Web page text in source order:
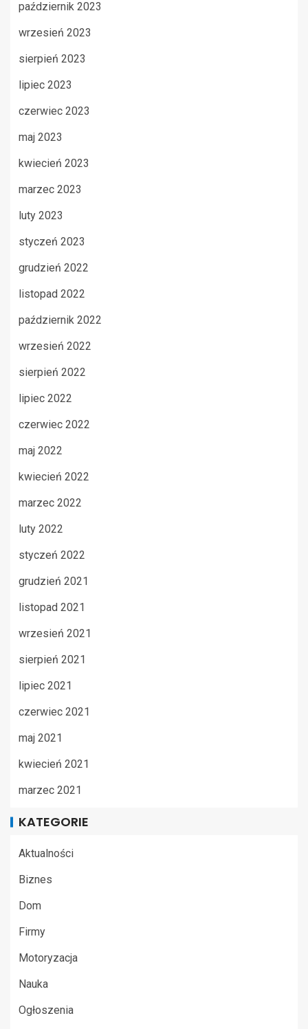
październik 2023
wrzesień 2023
sierpień 2023
lipiec 2023
czerwiec 2023
maj 2023
kwiecień 2023
marzec 2023
luty 2023
styczeń 2023
grudzień 2022
listopad 2022
październik 2022
wrzesień 2022
sierpień 2022
lipiec 2022
czerwiec 2022
maj 2022
kwiecień 2022
marzec 2022
luty 2022
styczeń 2022
grudzień 2021
listopad 2021
wrzesień 2021
sierpień 2021
lipiec 2021
czerwiec 2021
maj 2021
kwiecień 2021
marzec 2021
KATEGORIE
Aktualności
Biznes
Dom
Firmy
Motoryzacja
Nauka
Ogłoszenia